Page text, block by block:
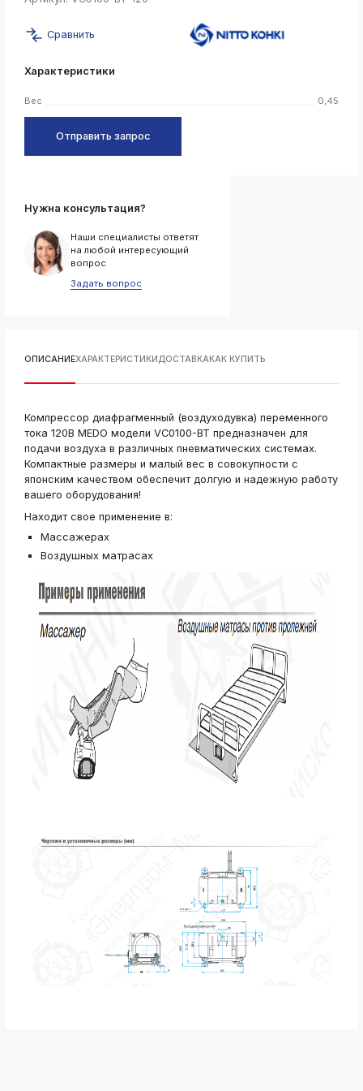
ksldkfjsdlfkjsls;ldfkgjsdl;kfkфыва
ksldkfjsdlfkjsls;ldfkgjsdl;kfkфыва
ksldkfjsdlfkjsls;ldfkgjsdl;kfkфыва
k
ksldkfjsdlfkjsls;ldfkgjsdl;kfkфыва
k
ksldkfjsdlfkjsls;ldfkgjsdl;kfkфыва
k
k
k
ksldkfjsdlfkjsls;ldfkgjsdl;kfkфыва
k
ksldkfjsdlfkjsls;ldfkgjsdl;kfkфыва
ksldkfjsdlfkjsls;ldfkgjsdl;kfkфыва
k
ksldkfjsdlfkjsls;ldfkgjsdl;kfkфыва
ksldkfjsdlfkjsls;ldfkgjsdl;kfkфыва
Сравнить
Характеристики
Вес 0,45
Отправить запрос
Нужна консультация?
Наши специалисты ответят
на любой интересующий
вопрос
Задать вопрос
ОПИСАНИЕХАРАКТЕРИСТИКИДОСТАВКАКАК КУПИТЬ
Компрессор диафрагменный (воздуходувка) переменного
тока 120В MEDO модели VC0100-BT предназначен для
подачи воздуха в различных пневматических системах.
Компактные размеры и малый вес в совокупности с
японским качеством обеспечит долгую и надежную работу
вашего оборудования!
Находит свое применение в:
Массажерах
Воздушных матрасах